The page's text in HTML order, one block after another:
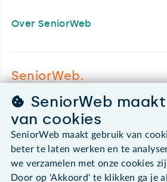
Over SeniorWeb
SeniorWeb.
030 - 276 99 65
leden@seniorweb.nl
SeniorWeb
van cookies
SeniorWeb maakt gebruik van
beter te laten werken en te
we verzamelen met onze cookies
Door op 'Akkoord' te klikken ga je